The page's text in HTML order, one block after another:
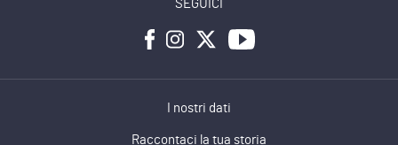
SEGUICI
I nostri dati
Raccontaci la tua storia